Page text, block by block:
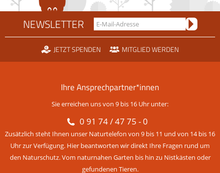
NEWSLETTER
JETZT SPENDEN MITGLIED WERDEN
Ihre Ansprechpartner*innen
Sie erreichen uns von 9 bis 16 Uhr unter:
0 91 74 / 47 75 - 0
Zusätzlich steht Ihnen unser Naturtelefon von 9 bis 11 und von 14 bis 16
Uhr zur Verfügung. Hier beantworten wir direkt Ihre Fragen rund um
den Naturschutz. Vom naturnahen Garten bis hin zu Nistkästen oder
gefundenen Tieren.